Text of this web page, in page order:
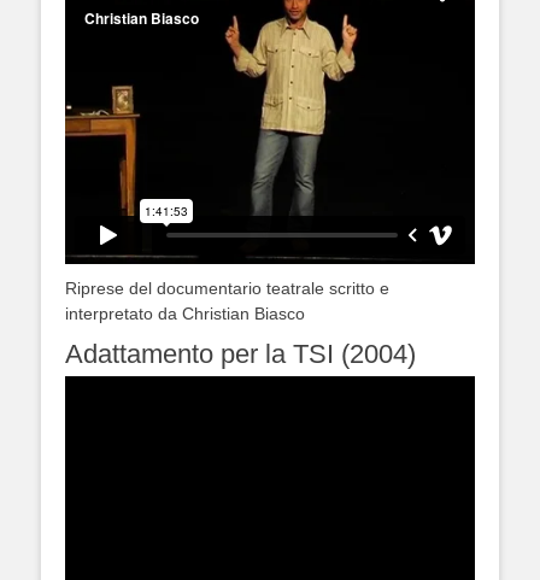
Riprese del documentario teatrale scritto e
interpretato da Christian Biasco
Adattamento per la TSI (2004)